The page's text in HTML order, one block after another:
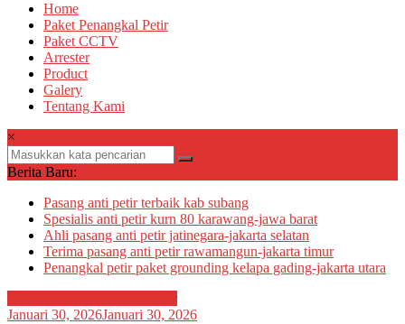
Home
Paket Penangkal Petir
Paket CCTV
Arrester
Product
Galery
Tentang Kami
×
Berita Baru:
Pasang anti petir terbaik kab subang
Spesialis anti petir kurn 80 karawang-jawa barat
Ahli pasang anti petir jatinegara-jakarta selatan
Terima pasang anti petir rawamangun-jakarta timur
Penangkal petir paket grounding kelapa gading-jakarta utara
Januari 30, 2026Januari 30, 2026